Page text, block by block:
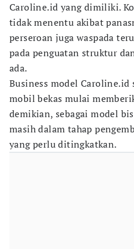
Caroline.id yang dimiliki.
tidak menentu akibat
perseroan juga waspada
pada penguatan struktur
ada.
Business model Caroline.id
mobil bekas mulai
demikian, sebagai model
masih dalam tahap
yang perlu ditingkatkan.